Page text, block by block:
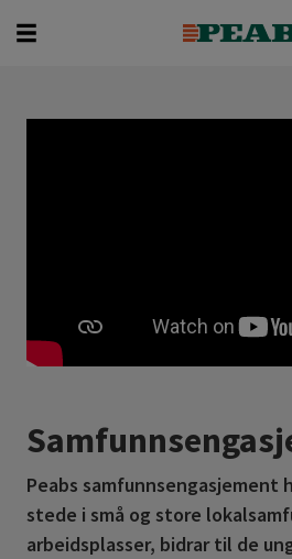
Peabs
stede i små og store
arbeidsplasser, bidrar til de